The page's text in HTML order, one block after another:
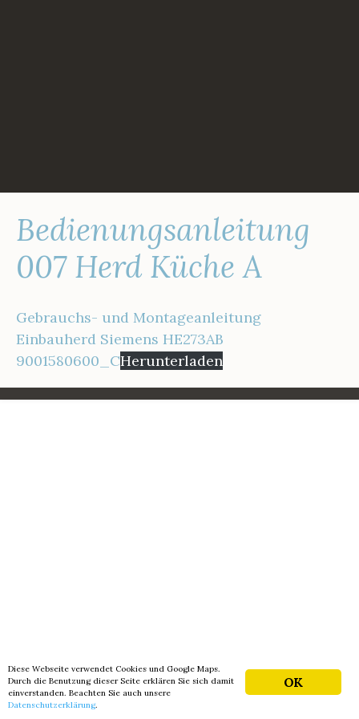
Bedienungsanleitung
007 Herd Küche A
Gebrauchs- und Montageanleitung
Einbauherd Siemens HE273AB
9001580600_CHerunterladen
OK
Diese Webseite verwendet Cookies und Google Maps.
Durch die Benutzung dieser Seite erklären Sie sich damit
einverstanden. Beachten Sie auch unsere
Datenschutzerklärung.